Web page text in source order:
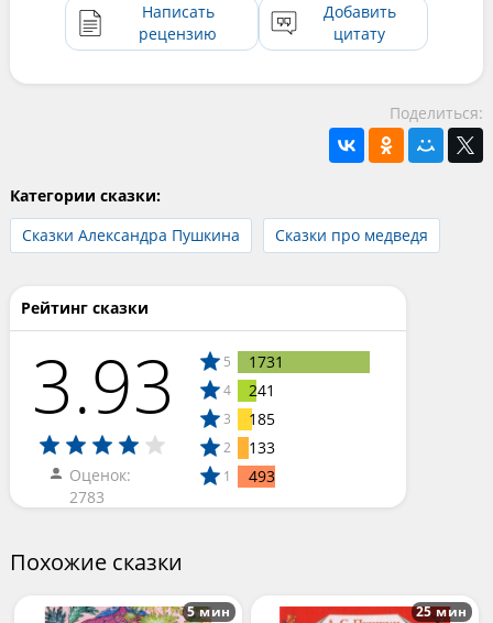
Написать
рецензию
Добавить
цитату
Поделиться:
Категории сказки:
Сказки Александра Пушкина
Сказки про медведя
Рейтинг сказки
3.93
Оценок:
2783
5 1731
4 241
3 185
2 133
1 493
Похожие сказки
5 мин 25 мин